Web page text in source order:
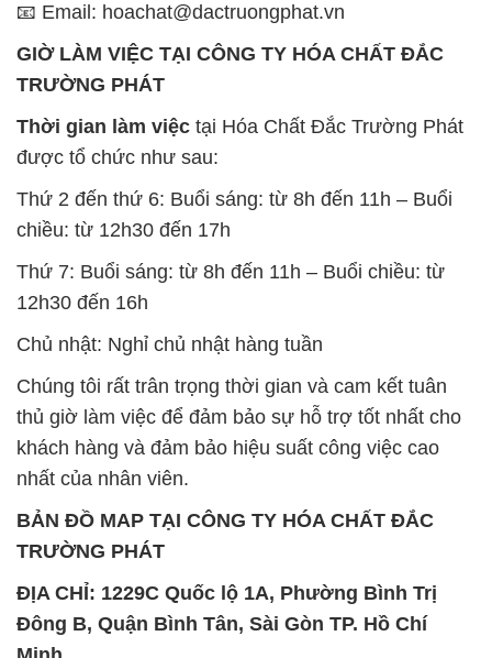
📧 Email: hoachat@dactruongphat.vn
GIỜ LÀM VIỆC TẠI CÔNG TY HÓA CHẤT ĐẮC
TRƯỜNG PHÁT
Thời gian làm việc tại Hóa Chất Đắc Trường Phát
được tổ chức như sau:
Thứ 2 đến thứ 6: Buổi sáng: từ 8h đến 11h – Buổi
chiều: từ 12h30 đến 17h
Thứ 7: Buổi sáng: từ 8h đến 11h – Buổi chiều: từ
12h30 đến 16h
Chủ nhật: Nghỉ chủ nhật hàng tuần
Chúng tôi rất trân trọng thời gian và cam kết tuân
thủ giờ làm việc để đảm bảo sự hỗ trợ tốt nhất cho
khách hàng và đảm bảo hiệu suất công việc cao
nhất của nhân viên.
BẢN ĐỒ MAP TẠI CÔNG TY HÓA CHẤT ĐẮC
TRƯỜNG PHÁT
ĐỊA CHỈ: 1229C Quốc lộ 1A, Phường Bình Trị
Đông B, Quận Bình Tân, Sài Gòn TP. Hồ Chí